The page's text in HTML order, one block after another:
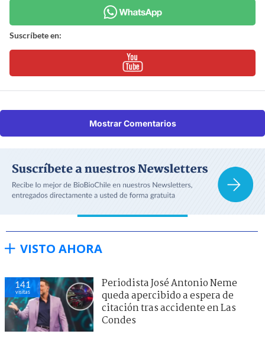
Suscríbete en:
Mostrar Comentarios
VISTO AHORA
141
visitas
Periodista José Antonio Neme
queda apercibido a espera de
citación tras accidente en Las
Condes